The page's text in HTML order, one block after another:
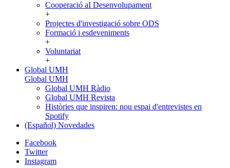
Cooperació aI Desenvolupament
+
Projectes d'investigació sobre ODS
Formació i esdeveniments
+
Voluntariat
+
Global UMH
Global UMH
Global UMH Ràdio
Global UMH Revista
Històries que inspiren: nou espai d'entrevistes en
Spotify
(Español) Novedades
Facebook
Twitter
Instagram